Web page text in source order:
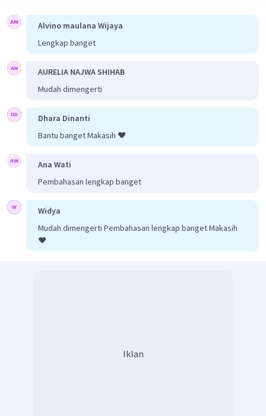
Dengan demikian, jarak kapal dari titik awal keberangkatan
ke titik akhir adalah
km.
Alvino maulana Wijaya
Lengkap banget
AURELIA NAJWA SHIHAB
Mudah dimengerti
Dhara Dinanti
Bantu banget Makasih ❤️
Ana Wati
Pembahasan lengkap banget
Widya
Mudah dimengerti Pembahasan lengkap banget Makasih
❤️
Iklan